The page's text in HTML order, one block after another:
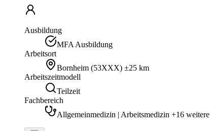
Ausbildung
MFA Ausbildung
Arbeitsort
Bornheim (53XXX) ±25 km
Arbeitszeitmodell
Teilzeit
Fachbereich
Allgemeinmedizin | Arbeitsmedizin +16 weitere